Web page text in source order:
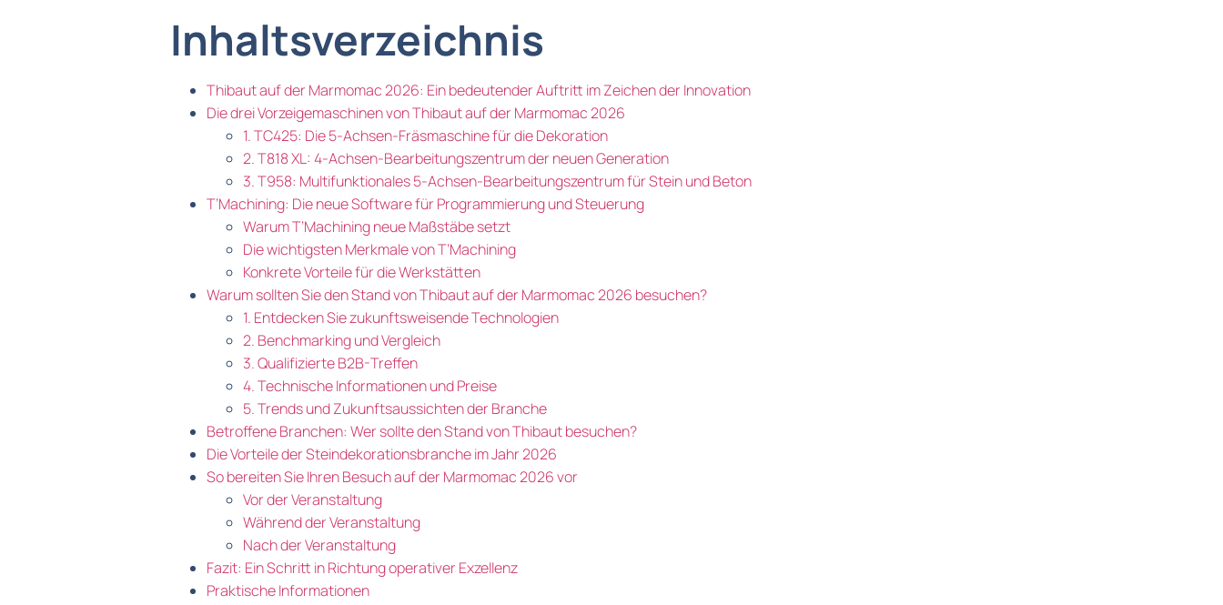
Inhaltsverzeichnis
Thibaut auf der Marmomac 2026: Ein bedeutender Auftritt im Zeichen der Innovation
Die drei Vorzeigemaschinen von Thibaut auf der Marmomac 2026
1. TC425: Die 5-Achsen-Fräsmaschine für die Dekoration
2. T818 XL: 4-Achsen-Bearbeitungszentrum der neuen Generation
3. T958: Multifunktionales 5-Achsen-Bearbeitungszentrum für Stein und Beton
T’Machining: Die neue Software für Programmierung und Steuerung
Warum T’Machining neue Maßstäbe setzt
Die wichtigsten Merkmale von T’Machining
Konkrete Vorteile für die Werkstätten
Warum sollten Sie den Stand von Thibaut auf der Marmomac 2026 besuchen?
1. Entdecken Sie zukunftsweisende Technologien
2. Benchmarking und Vergleich
3. Qualifizierte B2B-Treffen
4. Technische Informationen und Preise
5. Trends und Zukunftsaussichten der Branche
Betroffene Branchen: Wer sollte den Stand von Thibaut besuchen?
Die Vorteile der Steindekorationsbranche im Jahr 2026
So bereiten Sie Ihren Besuch auf der Marmomac 2026 vor
Vor der Veranstaltung
Während der Veranstaltung
Nach der Veranstaltung
Fazit: Ein Schritt in Richtung operativer Exzellenz
Praktische Informationen